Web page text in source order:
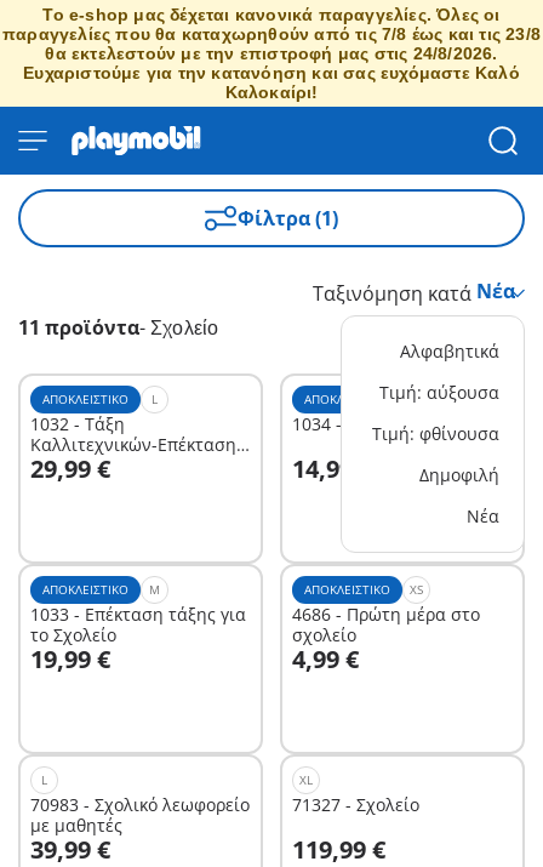
Το e-shop μας δέχεται κανονικά παραγγελίες. Όλες οι
παραγγελίες που θα καταχωρηθούν από τις 7/8 έως και τις 23/8
θα εκτελεστούν με την επιστροφή μας στις 24/8/2026.
Ευχαριστούμε για την κατανόηση και σας ευχόμαστε Καλό
Καλοκαίρι!
Φίλτρα (1)
11 προϊόντα- Σχολείο
Ταξινόμηση κατά
Αλφαβητικά
Τιμή: αύξουσα
Τιμή: φθίνουσα
Δημοφιλή
Νέα
ΑΠΟΚΛΕΙΣΤΙΚΌ L
1032 - Τάξη
Καλλιτεχνικών-Επέκταση
για το Σχολείο
29,99 €
Στο καλάθι
ΑΠΟΚΛΕΙΣΤΙΚΌ M
1034 - Τάξη Ιστορίας
14,99 €
ΑΠΟΚΛΕΙΣΤΙΚΌ M
1033 - Επέκταση τάξης για
το Σχολείο
19,99 €
Στο καλάθι
ΑΠΟΚΛΕΙΣΤΙΚΌ XS
4686 - Πρώτη μέρα στο
σχολείο
4,99 €
L
70983 - Σχολικό λεωφορείο
με μαθητές
39,99 €
Στο καλάθι
XL
71327 - Σχολείο
119,99 €